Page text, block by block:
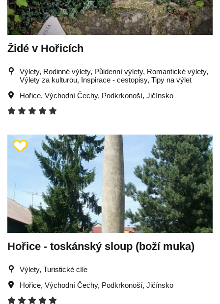
Židé v Hořicích
Výlety, Rodinné výlety, Půldenní výlety, Romantické výlety,
Výlety za kulturou, Inspirace - cestopisy, Tipy na výlet
Hořice, Východní Čechy, Podkrkonoší, Jičínsko
Hořice - toskánský sloup (boží muka)
Výlety, Turistické cíle
Hořice, Východní Čechy, Podkrkonoší, Jičínsko